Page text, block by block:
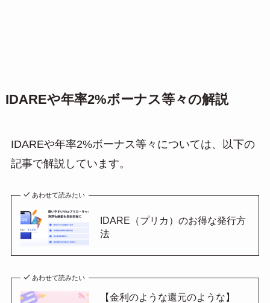
IDAREや年率2%ボーナス等々の解説
IDAREや年率2%ボーナス等々については、以下の
記事で解説しています。
あわせて読みたい
IDARE（プリカ）のお得な発行方
法
あわせて読みたい
【金利のような還元のような】